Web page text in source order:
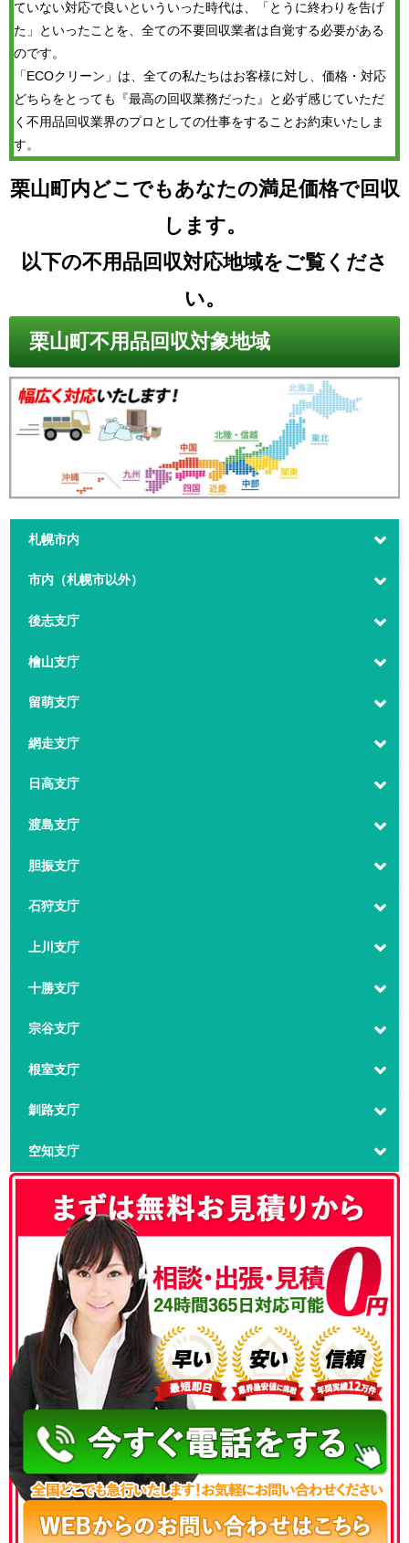
ていない対応で良いといういった時代は、「とうに終わりを告げ
た」といったことを、全ての不要回収業者は自覚する必要がある
のです。
「ECOクリーン」は、全ての私たちはお客様に対し、価格・対応
どちらをとっても『最高の回収業務だった』と必ず感じていただ
く不用品回収業界のプロとしての仕事をすることお約束いたしま
す。
栗山町内どこでもあなたの満足価格で回収
します。
以下の不用品回収対応地域をご覧くださ
い。
栗山町不用品回収対象地域
札幌市内
市内（札幌市以外）
後志支庁
檜山支庁
留萌支庁
網走支庁
日高支庁
渡島支庁
胆振支庁
石狩支庁
上川支庁
十勝支庁
宗谷支庁
根室支庁
釧路支庁
空知支庁
050-3186-4780